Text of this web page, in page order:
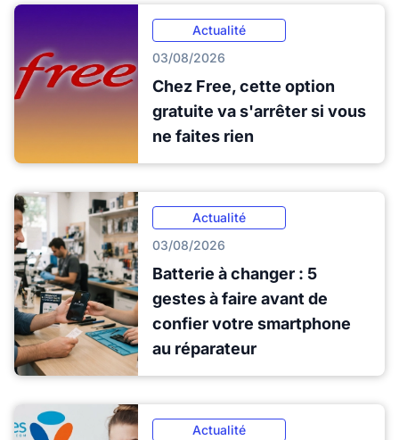
Actualité
03/08/2026
Chez Free, cette option
gratuite va s'arrêter si vous
ne faites rien
Actualité
03/08/2026
Batterie à changer : 5
gestes à faire avant de
confier votre smartphone
au réparateur
Actualité